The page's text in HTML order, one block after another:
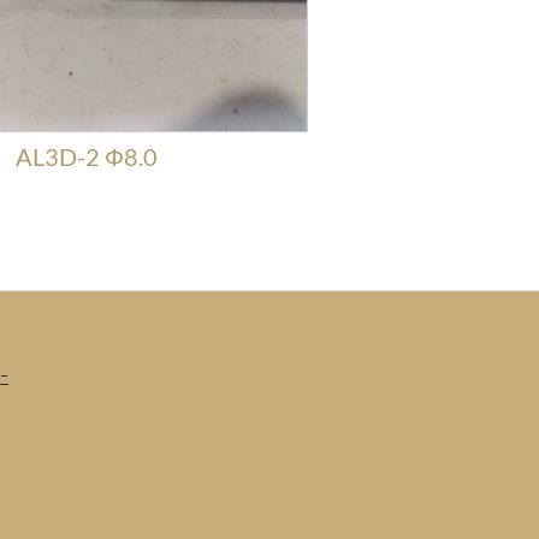
2 Φ8.0